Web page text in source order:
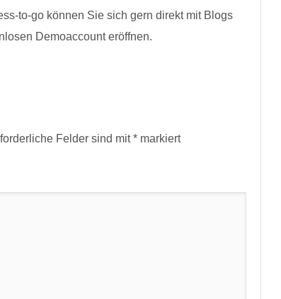
to-go können Sie sich gern direkt mit Blogs
Demoaccount eröffnen.
Felder sind mit*markiert